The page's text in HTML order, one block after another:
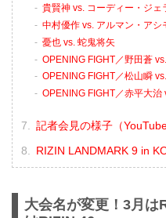
貴賢神 vs. コーディー・ジェ
中村優作 vs. アルマン・アシ
憂也 vs. 蛇鬼将矢
OPENING FIGHT／野田蒼
OPENING FIGHT／松山瞬
OPENING FIGHT／赤平大治
記者会見の様子（
RIZIN LANDMARK 9 in
大会名が変更！3月は